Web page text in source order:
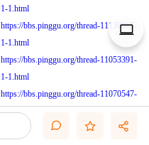
1-1.html
https://bbs.pinggu.org/thread-11139868-
1-1.html
https://bbs.pinggu.org/thread-11053391-
1-1.html
https://bbs.pinggu.org/thread-11070547-
1-1.html
https://bbs.pinggu.org/thread-11123684-